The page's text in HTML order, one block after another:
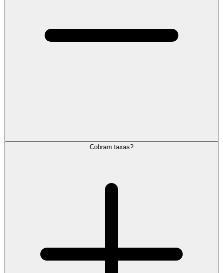
Cobram taxas?